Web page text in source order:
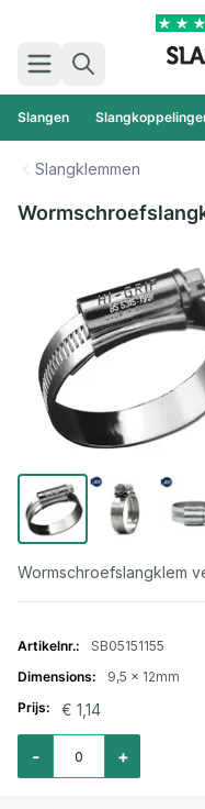
Zoek
Slangen
Slangklemmen
Wormschroefslangklem
SB05151155
9,5 x 12mm
€ 1,14
Aantal voor
+
-